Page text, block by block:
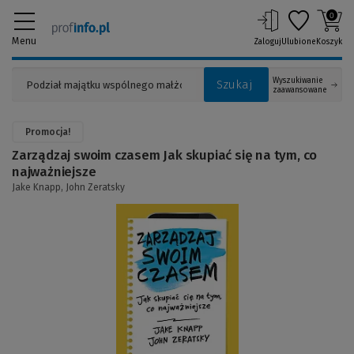
Menu
Szukaj
Wyszukiwanie
zaawansowane
ZalogujUlubione
0
Koszyk
Promocja!
Zarządzaj swoim czasem Jak skupiać się na tym, co
najważniejsze
Jake Knapp, John Zeratsky